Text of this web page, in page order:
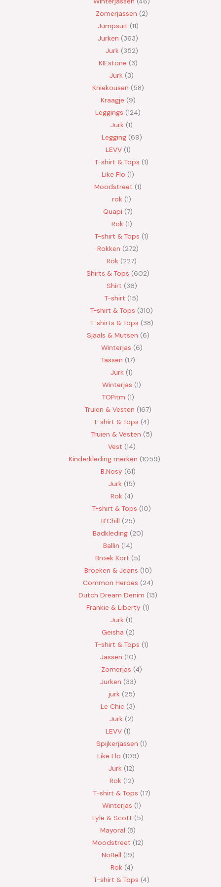
Zomerjassen 2
Jumpsuit 11
Jurken 363
Jurk 352
KIEstone 3
Jurk 3
Kniekousen 58
Kraagje 9
Leggings 124
Jurk 1
Legging 69
LEVV 1
T-shirt & Tops 1
Like Flo 1
Moodstreet 1
rok 1
Quapi 7
Rok 1
T-shirt & Tops 1
Rokken 272
Rok 227
Shirts & Tops 602
Shirt 36
T-shirt 15
T-shirt & Tops 310
T-shirts & Tops 38
Sjaals & Mutsen 6
Winterjas 6
Tassen 17
Jurk 1
Winterjas 1
TOPitm 1
Truien & Vesten 167
T-shirt & Tops 4
Truien & Vesten 5
Vest 14
Kinderkleding merken 1059
B.Nosy 61
Jurk 15
Rok 4
T-shirt & Tops 10
B'Chill 25
Badkleding 20
Ballin 14
Broek Kort 5
Broeken & Jeans 10
Common Heroes 24
Dutch Dream Denim 13
Frankie & Liberty 1
Jurk 1
Geisha 2
T-shirt & Tops 1
Jassen 10
Zomerjas 4
Jurken 33
jurk 25
Le Chic 3
Jurk 2
LEVV 1
Spijkerjassen 1
Like Flo 109
Jurk 12
Rok 12
T-shirt & Tops 17
Winterjas 1
Lyle & Scott 5
Mayoral 8
Moodstreet 12
NoBell 19
Rok 4
T-shirt & Tops 4